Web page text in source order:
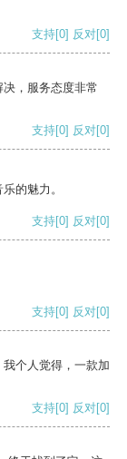
支持[0] 反对[0]
，服务态度非常
支持[0] 反对[0]
的魅力。
支持[0] 反对[0]
支持[0] 反对[0]
个人觉得，一款加
支持[0] 反对[0]